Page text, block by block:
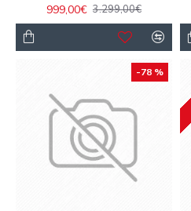
999,00€ 3.299,00€
-78 %